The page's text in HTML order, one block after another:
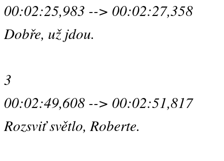
00:02:25,983 --> 00:02:27,358
Dobře, už jdou.
3
00:02:49,608 --> 00:02:51,817
Rozsviť světlo, Roberte.